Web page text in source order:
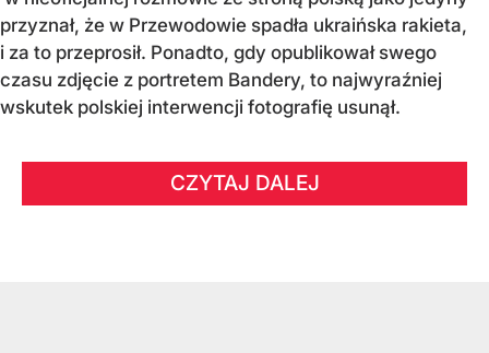
przyznał, że w Przewodowie spadła ukraińska rakieta,
i za to przeprosił. Ponadto, gdy opublikował swego
czasu zdjęcie z portretem Bandery, to najwyraźniej
wskutek polskiej interwencji fotografię usunął.
CZYTAJ DALEJ